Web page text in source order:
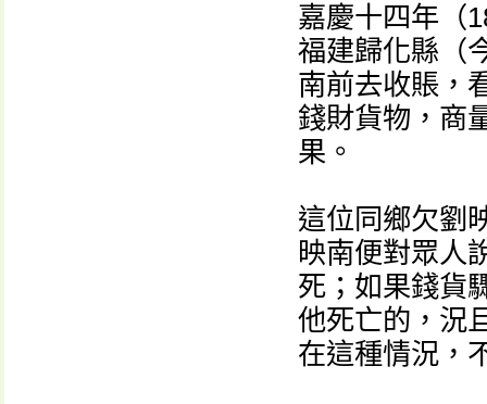
嘉慶十四年（
福建歸化縣（
南前去收賬，
錢財貨物，商
果。
這位同鄉欠劉
映南便對眾人
死；如果錢貨
他死亡的，況
在這種情況，